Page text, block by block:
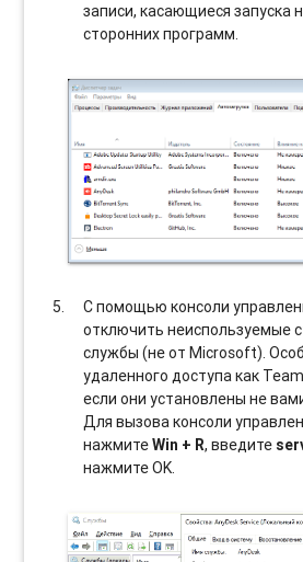
записи, касающиеся запуска
сторонних программ.
С помощью консоли
отключить неиспользуемые
службы (не от Microsoft).
удаленного доступа как
если они установлены не
Для вызова консоли
нажмитеWin + R, введите
нажмите OK.